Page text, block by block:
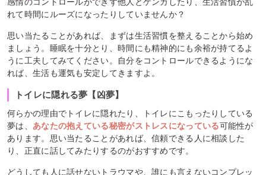
れて時間にルーズになったりしていませんか？
思い当たることがあれば、まずは生活習慣を整えることから始め
ましょう。睡眠を十分とり、時間にも精神的にも余裕が持てるよ
うに工夫してみてください。自分をコントロールできるようにな
れば、生活も運気も安定してきますよ。
トイレに隠れる夢【凶夢】
何らかの理由でトイレに隠れたり、トイレにこもったりしている
夢は、 あなたの抱えている秘密がストレスになっている可能性が
あります。思い当たることがあれば、信頼できる人に相談した
り、正直に話してみたりするのがおすすめです。
どうしても人に話せないトラウマや、誰にも言えないコンプレッ